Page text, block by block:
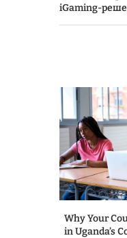
iGaming-
Why Your
in Uganda’s